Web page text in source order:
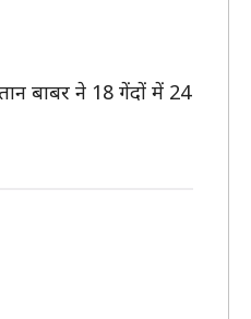
बाबर ने 18 गेंदों में 24